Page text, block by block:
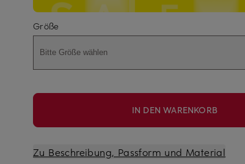
Größe
Bitte Größe wählen
IN DEN WARENKORB
Zu Beschreibung, Passform und Material